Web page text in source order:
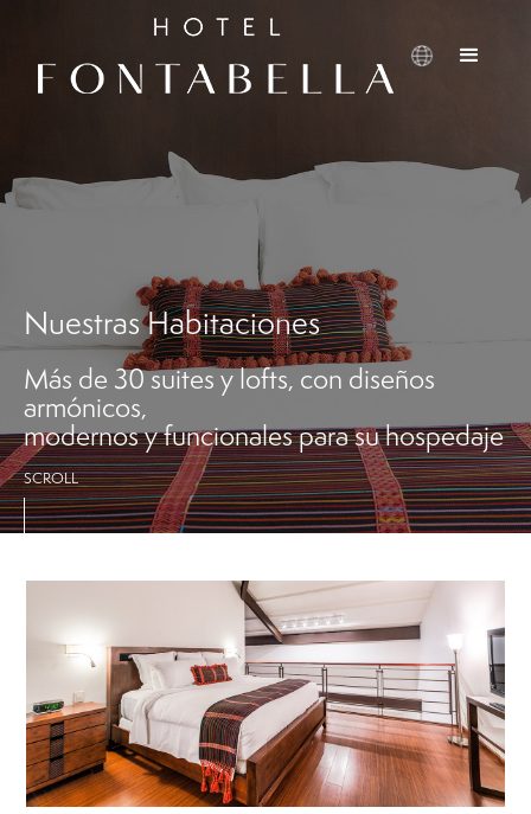
Nuestras Habitaciones
Más de 30 suites y lofts, con diseños
armónicos,
modernos y funcionales para su hospedaje
SCROLL